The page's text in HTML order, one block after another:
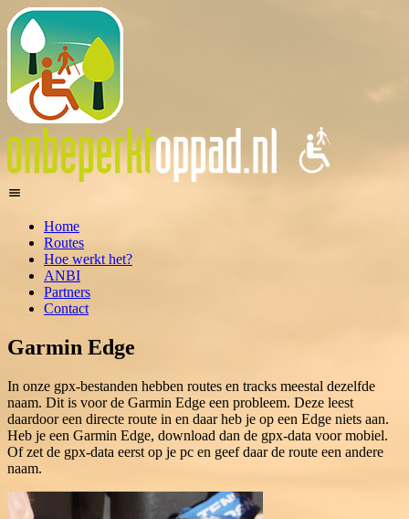
Home
Routes
Hoe werkt het?
ANBI
Partners
Contact
Garmin Edge
In onze gpx-bestanden hebben routes en tracks meestal dezelfde
naam. Dit is voor de Garmin Edge een probleem. Deze leest
daardoor een directe route in en daar heb je op een Edge niets aan.
Heb je een Garmin Edge, download dan de gpx-data voor mobiel.
Of zet de gpx-data eerst op je pc en geef daar de route een andere
naam.